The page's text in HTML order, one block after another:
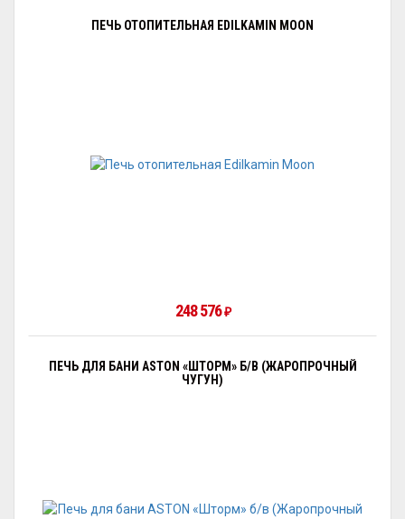
ПЕЧЬ ОТОПИТЕЛЬНАЯ EDILKAMIN MOON
248 576 ₽
ПЕЧЬ ДЛЯ БАНИ ASTON «ШТОРМ» Б/В (ЖАРОПРОЧНЫЙ
ЧУГУН)